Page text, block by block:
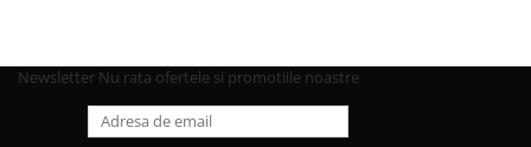
Newsletter Nu rata ofertele si promotiile noastre